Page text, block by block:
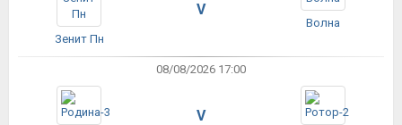
Зенит Пн
V
Волна
08/08/2026 17:00
V